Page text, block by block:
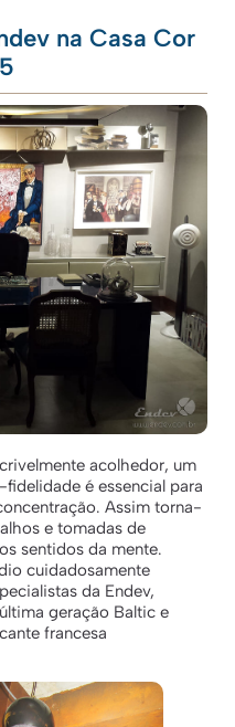
na Casa Cor
acolhedor, um
é essencial para
Assim torna-
e tomadas de
sentidos da mente.
cuidadosamente
da Endev,
geração Baltic e
francesa